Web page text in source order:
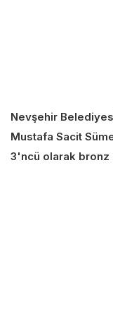
Nevşehir
Mustafa Sacit
3'ncü olarak bronz